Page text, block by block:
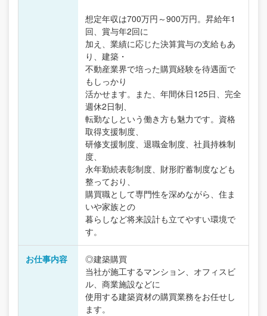
想定年収は700万円～900万円。昇給年1
回、賞与年2回に
加え、業績に応じた決算賞与の支給もあ
り、建築・
不動産業界で培った購買経験を待遇面で
もしっかり
活かせます。また、年間休日125日、完全
週休2日制、
転勤なしという働き方も魅力です。資格
取得支援制度、
研修支援制度、退職金制度、社員持株制
度、
永年勤続表彰制度、財形貯蓄制度なども
整っており、
購買職として専門性を深めながら、住ま
いや家族との
暮らしなど将来設計も立てやすい環境で
す。
お仕事内容
◎建築購買
当社が施工するマンション、オフィスビ
ル、商業施設などに
使用する建築資材の購買業務をお任せし
ます。